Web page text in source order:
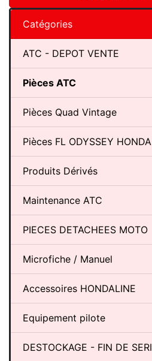
Catégories
ATC - DEPOT VENTE
Pièces ATC
Pièces Quad Vintage
Pièces FL ODYSSEY HONDA
Produits Dérivés
Maintenance ATC
PIECES DETACHEES MOTO
Microfiche / Manuel
Accessoires HONDALINE
Equipement pilote
DESTOCKAGE - FIN DE